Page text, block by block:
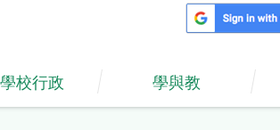
學校行政 學與教